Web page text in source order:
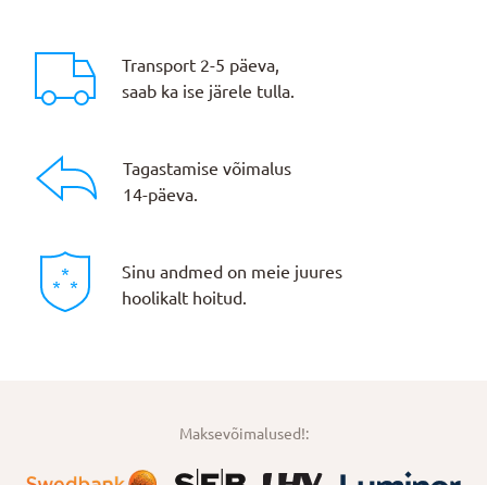
Transport 2-5 päeva,
saab ka ise järele tulla.
Tagastamise võimalus
14-päeva.
Sinu andmed on meie juures
hoolikalt hoitud.
Maksevõimalused!: